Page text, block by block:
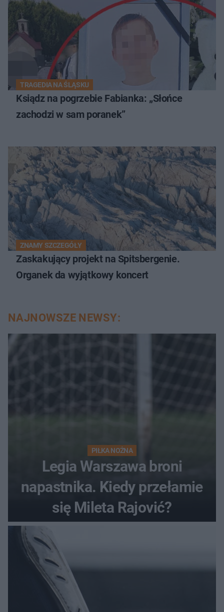
TRAGEDIA NA ŚLĄSKU
Ksiądz na pogrzebie Fabianka: „Słońce
zachodzi w sam poranek”
ZNAMY SZCZEGÓŁY
Zaskakujący projekt na Spitsbergenie.
Organek da wyjątkowy koncert
NAJNOWSZE NEWSY:
PIŁKA NOŻNA
Legia Warszawa broni
napastnika. Kiedy przełamie
się Mileta Rajović?